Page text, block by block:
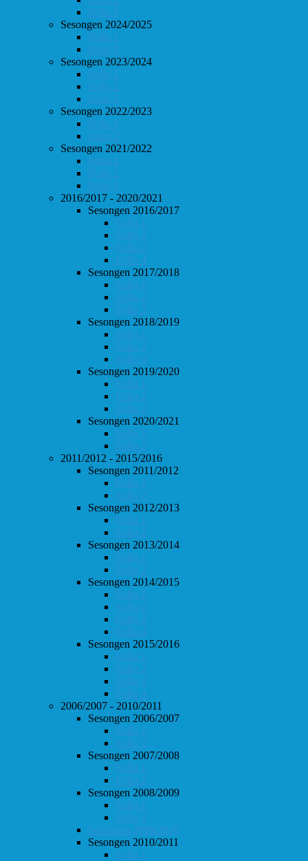
Follo 2
Sesongen 2024/2025
Follo 1
Follo 2
Sesongen 2023/2024
Follo 1
Follo 2
Follo 3
Sesongen 2022/2023
Follo 1
Follo 2
Sesongen 2021/2022
Follo 1
Follo 2
Follo 3
2016/2017 - 2020/2021
Sesongen 2016/2017
Follo 1
Follo 2
Follo 3
Follo 4
Sesongen 2017/2018
Follo 1
Follo 2
Follo 3
Sesongen 2018/2019
Follo 1
Follo 2
Follo 3
Sesongen 2019/2020
Follo 1
Follo 2
Follo 3
Sesongen 2020/2021
Follo 1
Follo 2
2011/2012 - 2015/2016
Sesongen 2011/2012
Follo 1
Follo 2
Sesongen 2012/2013
Follo 1
Follo 2
Sesongen 2013/2014
Follo 1
Follo 2
Sesongen 2014/2015
Follo 1
Follo 2
Follo 3
Follo 4
Sesongen 2015/2016
Follo 1
Follo 2
Follo 3
Follo 4
2006/2007 - 2010/2011
Sesongen 2006/2007
Follo 1
Follo 2
Sesongen 2007/2008
Follo 1
Follo 2
Sesongen 2008/2009
Follo 1
Follo 2
Sesongen 2009/2010
Sesongen 2010/2011
Follo 1